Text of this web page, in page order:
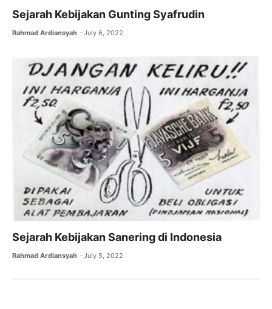
Sejarah Kebijakan Gunting Syafrudin
Rahmad Ardiansyah July 6, 2022
Sejarah Kebijakan Sanering di Indonesia
Rahmad Ardiansyah July 5, 2022